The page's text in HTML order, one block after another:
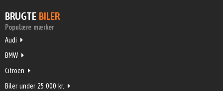
BRUGTE BILER
Populære mærker
Audi
BMW
Citroën
Biler under 25.000 kr.